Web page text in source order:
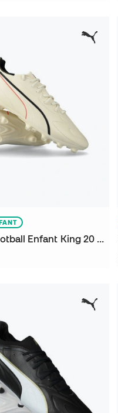
Chaussure de football Enfant King 20 Match FG/AG